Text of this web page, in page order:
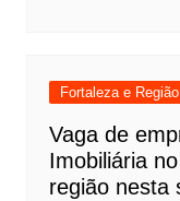
Fortaleza e
Vaga de
Imobiliária
região nesta